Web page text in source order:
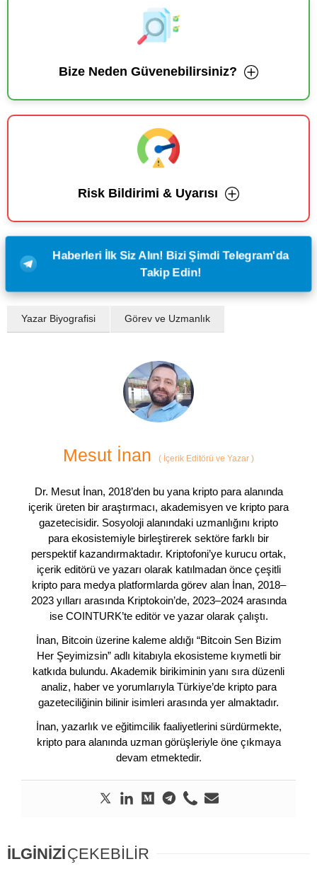
Bize Neden Güvenebilirsiniz?
Risk Bildirimi & Uyarısı
Haberleri İlk Siz Alın! Bizi Şimdi Telegram'da
Takip Edin!
Yazar Biyografisi Görev ve Uzmanlık
Mesut İnan ( İçerik Editörü ve Yazar )
Dr. Mesut İnan, 2018’den bu yana kripto para alanında
içerik üreten bir araştırmacı, akademisyen ve kripto para
gazetecisidir. Sosyoloji alanındaki uzmanlığını kripto
para ekosistemiyle birleştirerek sektöre farklı bir
perspektif kazandırmaktadır. Kriptofoni’ye kurucu ortak,
içerik editörü ve yazarı olarak katılmadan önce çeşitli
kripto para medya platformlarda görev alan İnan, 2018–
2023 yılları arasında Kriptokoin’de, 2023–2024 arasında
ise COINTURK’te editör ve yazar olarak çalıştı.
İnan, Bitcoin üzerine kaleme aldığı “Bitcoin Sen Bizim
Her Şeyimizsin” adlı kitabıyla ekosisteme kıymetli bir
katkıda bulundu. Akademik birikiminin yanı sıra düzenli
analiz, haber ve yorumlarıyla Türkiye’de kripto para
gazeteciliğinin bilinir isimleri arasında yer almaktadır.
İnan, yazarlık ve eğitimcilik faaliyetlerini sürdürmekte,
kripto para alanında uzman görüşleriyle öne çıkmaya
devam etmektedir.
İLGİNİZİÇEKEBİLİR